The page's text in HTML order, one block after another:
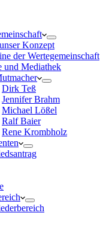
Konzept
der Wertegemeinschaft
und Mediathek
Dirk Teß
Jennifer Brahm
Michael Lößel
Ralf Baier
Rene Krombholz